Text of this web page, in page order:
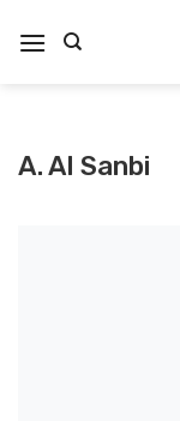
na
A. Al Sanbi